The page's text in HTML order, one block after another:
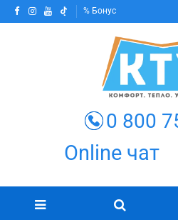
Бонус
0 800
Online чат